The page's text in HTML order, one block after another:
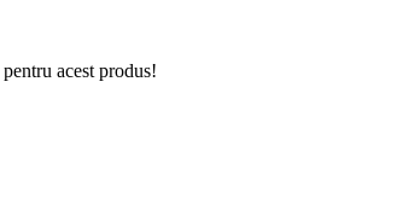
pentru acest produs!